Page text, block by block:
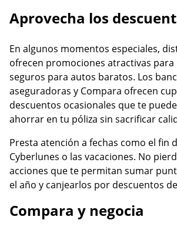
Aprovecha los
En algunos momentos especiales,
ofrecen promociones atractivas
seguros para autos baratos. Los
aseguradoras y Compara ofrecen
descuentos ocasionales que te
ahorrar en tu póliza sin sacrificar
Presta atención a fechas como el fin
Cyberlunes o las vacaciones. No
acciones que te permitan sumar
el año y canjearlos por descuentos
Compara y negocia